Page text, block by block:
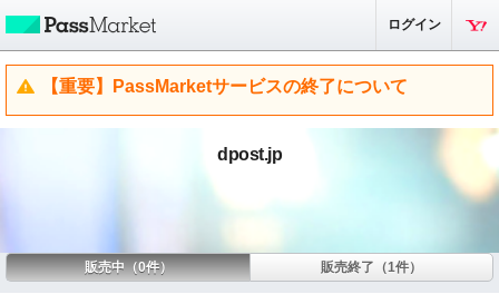
ログイン
【重要】PassMarketサービスの終了について
dpost.jp
販売中（0件） 販売終了（1件）